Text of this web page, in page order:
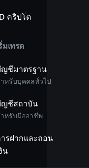
คริปโต
มเทรด
ชีมาตรฐาน
หรับบุคคลทั่วไป
ชีสถาบัน
หรับมืออาชีพ
รฝากและถอน
น